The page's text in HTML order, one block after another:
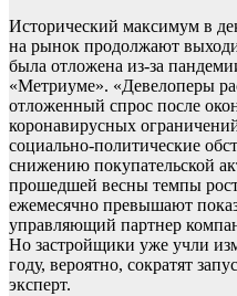
Исторический максимум в
на рынок продолжают
была отложена из-за
«Метриуме». «Девелоперы
отложенный спрос после
коронавирусных
социально-политические
снижению покупательской
прошедшей весны темпы
ежемесячно превышают
управляющий партнер
Но застройщики уже учли
году, вероятно, сократят
эксперт.